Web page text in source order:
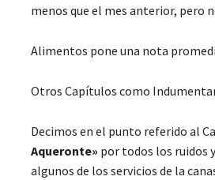
menos que el mes anterior, pero
Alimentos pone una nota
Otros Capítulos como
Decimos en el punto referido al
Aqueronte» por todos los ruidos
algunos de los servicios de la